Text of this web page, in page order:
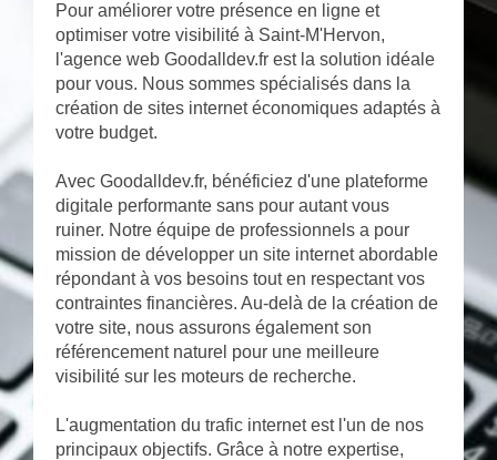
Pour améliorer votre présence en ligne et
optimiser votre visibilité à Saint-M'Hervon,
l'agence web Goodalldev.fr est la solution idéale
pour vous. Nous sommes spécialisés dans la
création de sites internet économiques adaptés à
votre budget.
Avec Goodalldev.fr, bénéficiez d'une plateforme
digitale performante sans pour autant vous
ruiner. Notre équipe de professionnels a pour
mission de développer un site internet abordable
répondant à vos besoins tout en respectant vos
contraintes financières. Au-delà de la création de
votre site, nous assurons également son
référencement naturel pour une meilleure
visibilité sur les moteurs de recherche.
L'augmentation du trafic internet est l'un de nos
principaux objectifs. Grâce à notre expertise,